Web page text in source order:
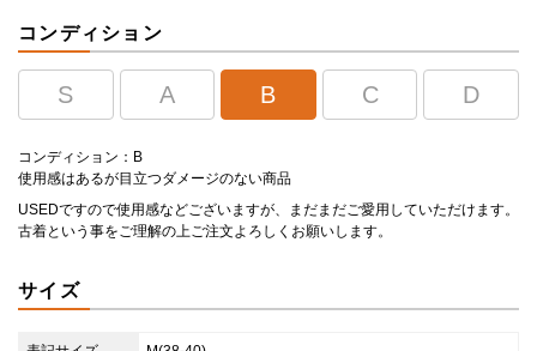
コンディション
S A B C D
コンディション：B
使用感はあるが目立つダメージのない商品
USEDですので使用感などございますが、まだまだご愛用していただけます。
古着という事をご理解の上ご注文よろしくお願いします。
サイズ